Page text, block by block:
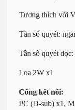
Tương thích với
Tần số quyét:
Tần số quyét
Loa 2W x1
Cổng kết nối:
PC (D-sub) x1,